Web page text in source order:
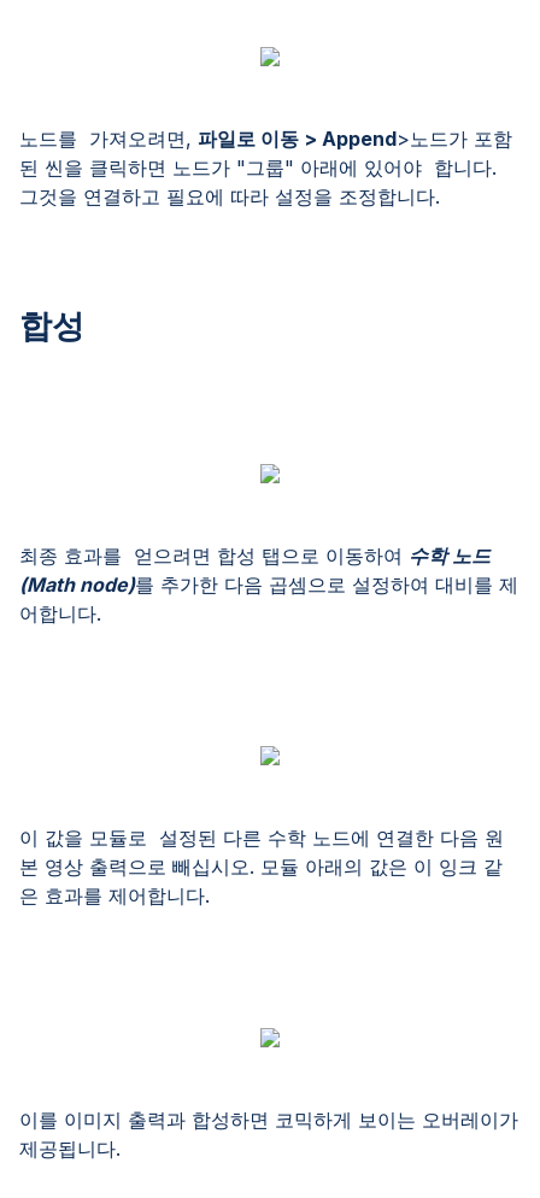
노드를 가져오려면, 파일로 이동 > Append>노드가 포함
된 씬을 클릭하면 노드가 "그룹" 아래에 있어야 합니다.
그것을 연결하고 필요에 따라 설정을 조정합니다.
합성
최종 효과를 얻으려면 합성 탭으로 이동하여 수학 노드
(Math node)를 추가한 다음 곱셈으로 설정하여 대비를 제
어합니다.
이 값을 모듈로 설정된 다른 수학 노드에 연결한 다음 원
본 영상 출력으로 빼십시오. 모듈 아래의 값은 이 잉크 같
은 효과를 제어합니다.
이를 이미지 출력과 합성하면 코믹하게 보이는 오버레이가
제공됩니다.